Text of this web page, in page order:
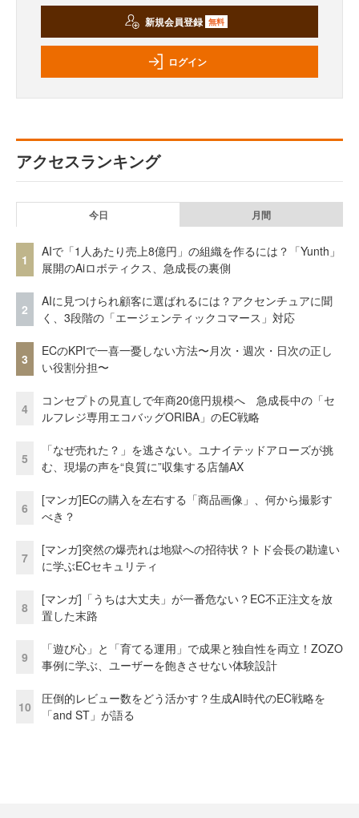
新規会員登録 無料
ログイン
アクセスランキング
今日 月間
1
AIで「1人あたり売上8億円」の組織を作るには？「Yunth」
展開のAiロボティクス、急成長の裏側
2
AIに見つけられ顧客に選ばれるには？アクセンチュアに聞
く、3段階の「エージェンティックコマース」対応
3
ECのKPIで一喜一憂しない方法〜月次・週次・日次の正し
い役割分担〜
4
コンセプトの見直しで年商20億円規模へ 急成長中の「セ
ルフレジ専用エコバッグORIBA」のEC戦略
5
「なぜ売れた？」を逃さない。ユナイテッドアローズが挑
む、現場の声を“良質に”収集する店舗AX
6
[マンガ]ECの購入を左右する「商品画像」、何から撮影す
べき？
7
[マンガ]突然の爆売れは地獄への招待状？トド会長の勘違い
に学ぶECセキュリティ
8
[マンガ]「うちは大丈夫」が一番危ない？EC不正注文を放
置した末路
9
「遊び心」と「育てる運用」で成果と独自性を両立！ZOZO
事例に学ぶ、ユーザーを飽きさせない体験設計
10
圧倒的レビュー数をどう活かす？生成AI時代のEC戦略を
「and ST」が語る